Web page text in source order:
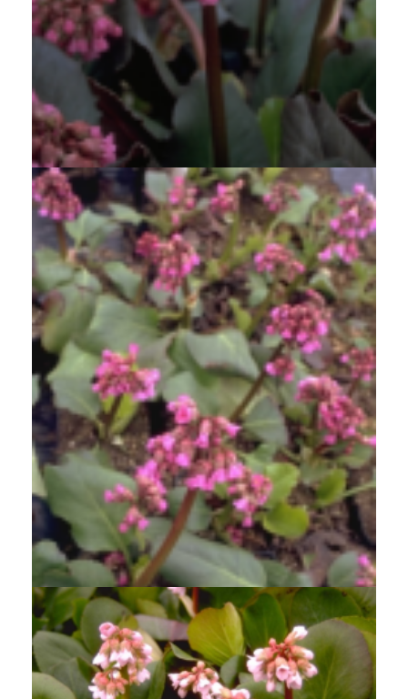
Schoenlappersplant
Bergenia 'Abendglocken'
Schoenlappersplant
Bergenia 'Morgenr?te'